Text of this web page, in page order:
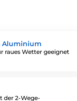
Aluminium
raues Wetter geeignet
der 2-Wege-